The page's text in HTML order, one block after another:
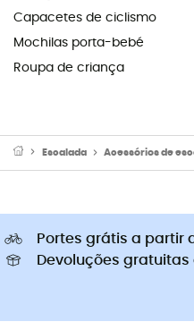
Capacetes de ciclismo
Mochilas porta-bebé
Roupa de criança
Escalada Acessórios de
Portes grátis a partir
Devoluções gratuitas